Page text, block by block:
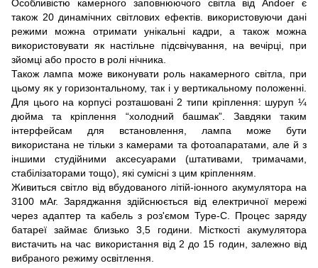
Особливістю камерного заповнюючого світла від Andoer є
також 20 динамічних світлових ефектів. використовуючи дані
режими можна отримати унікальні кадри, а також можна
використовувати як настільне підсвічування, на вечірці, при
зйомці або просто в ролі нічника.
Також лампа може виконувати роль накамерного світла, при
цьому як у горизонтальному, так і у вертикальному положенні.
Для цього на корпусі розташовані 2 типи кріплення: шуруп ¼
дюйма та кріплення “холодний башмак”. Завдяки таким
інтерфейсам для встановлення, лампа може бути
використана не тільки з камерами та фотоапаратами, але й з
іншими студійними аксесуарами (штативами, тримачами,
стабілізаторами тощо), які сумісні з цим кріпленням.
Живиться світло від вбудованого літій-іонного акумулятора на
3100 мАг. Заряджання здійснюється від електричної мережі
через адаптер та кабель з роз'ємом Type-C. Процес заряду
батареї займає близько 3,5 години. Місткості акумулятора
вистачить на час використання від 2 до 15 годин, залежно від
вибраного режиму освітлення.